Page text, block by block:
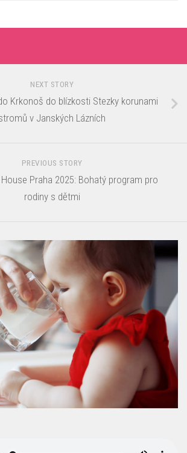
NEXT STORY
Krkonoš do blízkosti Stezky korunami
v Janských Lázních
PREVIOUS STORY
Praha 2025: Bohatý program pro
rodiny s dětmi